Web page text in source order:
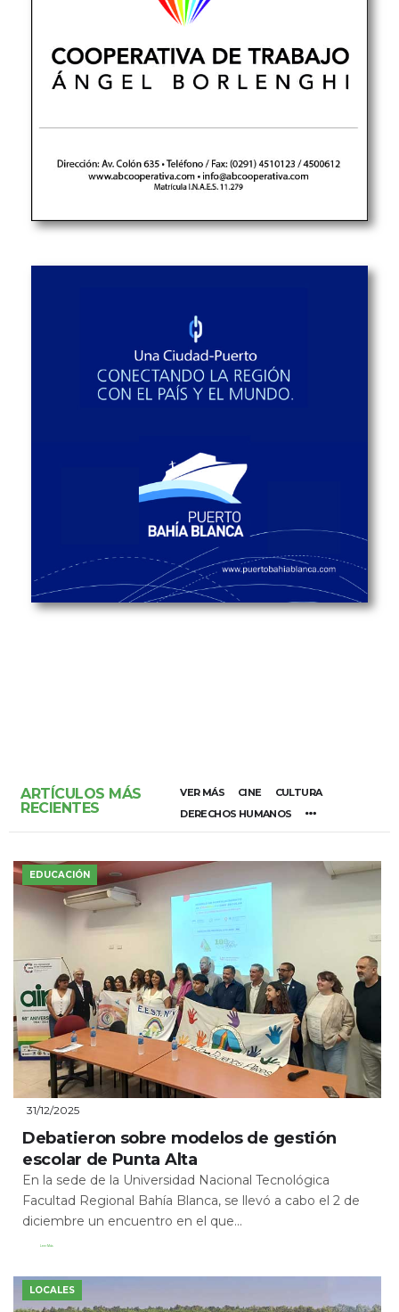
ARTÍCULOS MÁS
RECIENTES
VER MÁS CINE
CULTURA
DERECHOS HUMANOS
EDUCACIÓN
31/12/2025
Debatieron sobre modelos de gestión
escolar de Punta Alta
En la sede de la Universidad Nacional Tecnológica
Facultad Regional Bahía Blanca, se llevó a cabo el 2 de
diciembre un encuentro en el que...
Leer Más
LOCALES